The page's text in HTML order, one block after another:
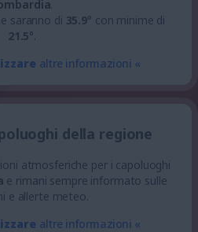
.
saranno di 35.9° con minime di
21.5°.
altre informazioni «
della regione
atmosferiche per i capoluoghi
e rimani sempre informato sulle
e allerte meteo.
altre informazioni «